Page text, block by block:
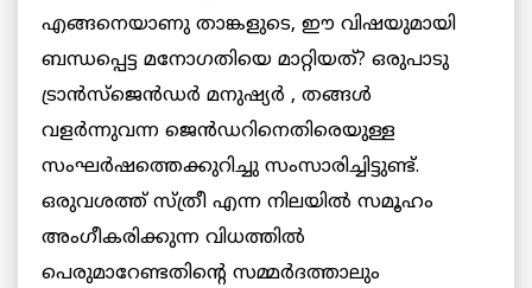
എങ്ങനെയാണു താങ്കളുടെ, ഈ വിഷയുമായി
ബന്ധപ്പെട്ട മനോഗതിയെ മാറ്റിയത്? ഒരുപാടു
ട്രാന്‍സ്‌ജെന്‍ഡര്‍ മനുഷ്യര്‍ , തങ്ങള്‍
വളര്‍ന്നുവന്ന ജെന്‍ഡറിനെതിരെയുള്ള
സംഘര്‍ഷത്തെക്കുറിച്ചു സംസാരിച്ചിട്ടുണ്ട്.
ഒരുവശത്ത് സ്ത്രീ എന്ന നിലയില്‍ സമൂഹം
അംഗീകരിക്കുന്ന വിധത്തില്‍
പെരുമാറേണ്ടതിന്റെ സമ്മര്‍ദത്താലും